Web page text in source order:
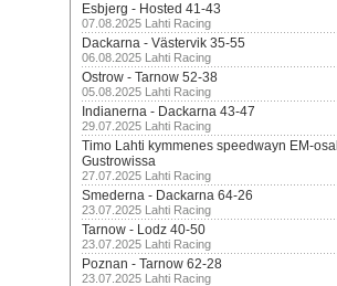
Esbjerg - Hosted 41-43
07.08.2025 Lahti Racing
Dackarna - Västervik 35-55
06.08.2025 Lahti Racing
Ostrow - Tarnow 52-38
05.08.2025 Lahti Racing
Indianerna - Dackarna 43-47
29.07.2025 Lahti Racing
Timo Lahti kymmenes speedwayn EM-
Gustrowissa
27.07.2025 Lahti Racing
Smederna - Dackarna 64-26
23.07.2025 Lahti Racing
Tarnow - Lodz 40-50
23.07.2025 Lahti Racing
Poznan - Tarnow 62-28
23.07.2025 Lahti Racing